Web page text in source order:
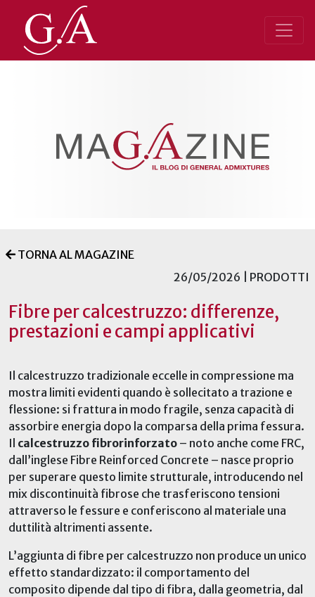
TORNA AL MAGAZINE
26/05/2026 | PRODOTTI
Fibre per calcestruzzo: differenze,
prestazioni e campi applicativi
Il calcestruzzo tradizionale eccelle in compressione ma
mostra limiti evidenti quando è sollecitato a trazione e
flessione: si frattura in modo fragile, senza capacità di
assorbire energia dopo la comparsa della prima fessura.
Il calcestruzzo fibrorinforzato – noto anche come FRC,
dall’inglese Fibre Reinforced Concrete – nasce proprio
per superare questo limite strutturale, introducendo nel
mix discontinuità fibrose che trasferiscono tensioni
attraverso le fessure e conferiscono al materiale una
duttilità altrimenti assente.
L’aggiunta di fibre per calcestruzzo non produce un unico
effetto standardizzato: il comportamento del
composito dipende dal tipo di fibra, dalla geometria, dal